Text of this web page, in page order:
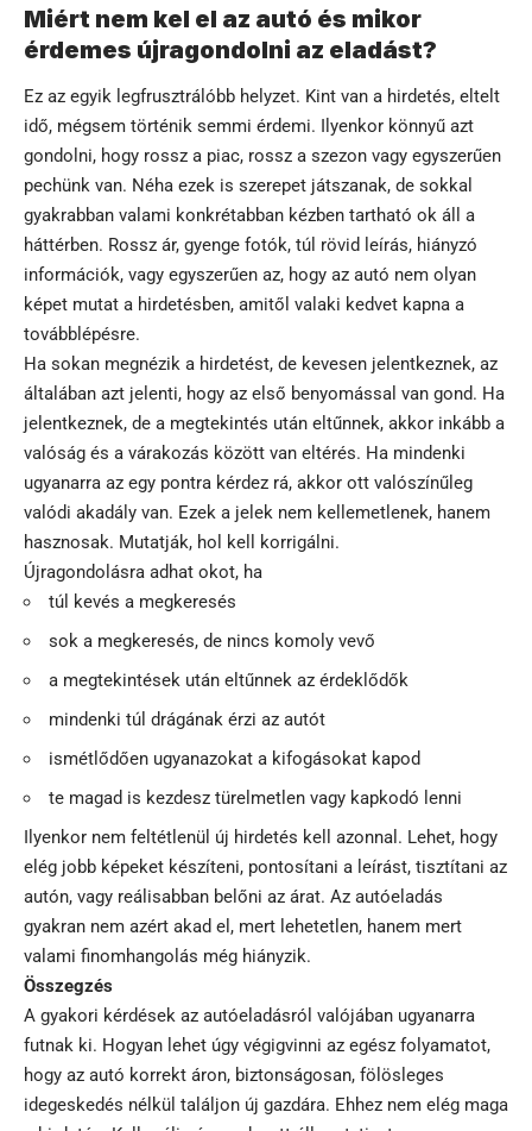
Miért nem kel el az autó és mikor
érdemes újragondolni az eladást?
Ez az egyik legfrusztrálóbb helyzet. Kint van a hirdetés, eltelt
idő, mégsem történik semmi érdemi. Ilyenkor könnyű azt
gondolni, hogy rossz a piac, rossz a szezon vagy egyszerűen
pechünk van. Néha ezek is szerepet játszanak, de sokkal
gyakrabban valami konkrétabban kézben tartható ok áll a
háttérben. Rossz ár, gyenge fotók, túl rövid leírás, hiányzó
információk, vagy egyszerűen az, hogy az autó nem olyan
képet mutat a hirdetésben, amitől valaki kedvet kapna a
továbblépésre.
Ha sokan megnézik a hirdetést, de kevesen jelentkeznek, az
általában azt jelenti, hogy az első benyomással van gond. Ha
jelentkeznek, de a megtekintés után eltűnnek, akkor inkább a
valóság és a várakozás között van eltérés. Ha mindenki
ugyanarra az egy pontra kérdez rá, akkor ott valószínűleg
valódi akadály van. Ezek a jelek nem kellemetlenek, hanem
hasznosak. Mutatják, hol kell korrigálni.
Újragondolásra adhat okot, ha
túl kevés a megkeresés
sok a megkeresés, de nincs komoly vevő
a megtekintések után eltűnnek az érdeklődők
mindenki túl drágának érzi az autót
ismétlődően ugyanazokat a kifogásokat kapod
te magad is kezdesz türelmetlen vagy kapkodó lenni
Ilyenkor nem feltétlenül új hirdetés kell azonnal. Lehet, hogy
elég jobb képeket készíteni, pontosítani a leírást, tisztítani az
autón, vagy reálisabban belőni az árat. Az autóeladás
gyakran nem azért akad el, mert lehetetlen, hanem mert
valami finomhangolás még hiányzik.
Összegzés
A gyakori kérdések az autóeladásról valójában ugyanarra
futnak ki. Hogyan lehet úgy végigvinni az egész folyamatot,
hogy az autó korrekt áron, biztonságosan, fölösleges
idegeskedés nélkül találjon új gazdára. Ehhez nem elég maga